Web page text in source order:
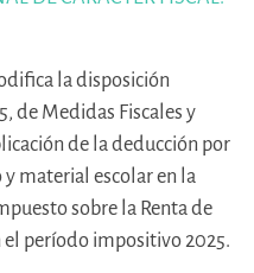
la disposición
de Medidas Fiscales y
de la deducción por
material escolar en la
sobre la Renta de
el período impositivo 2025.